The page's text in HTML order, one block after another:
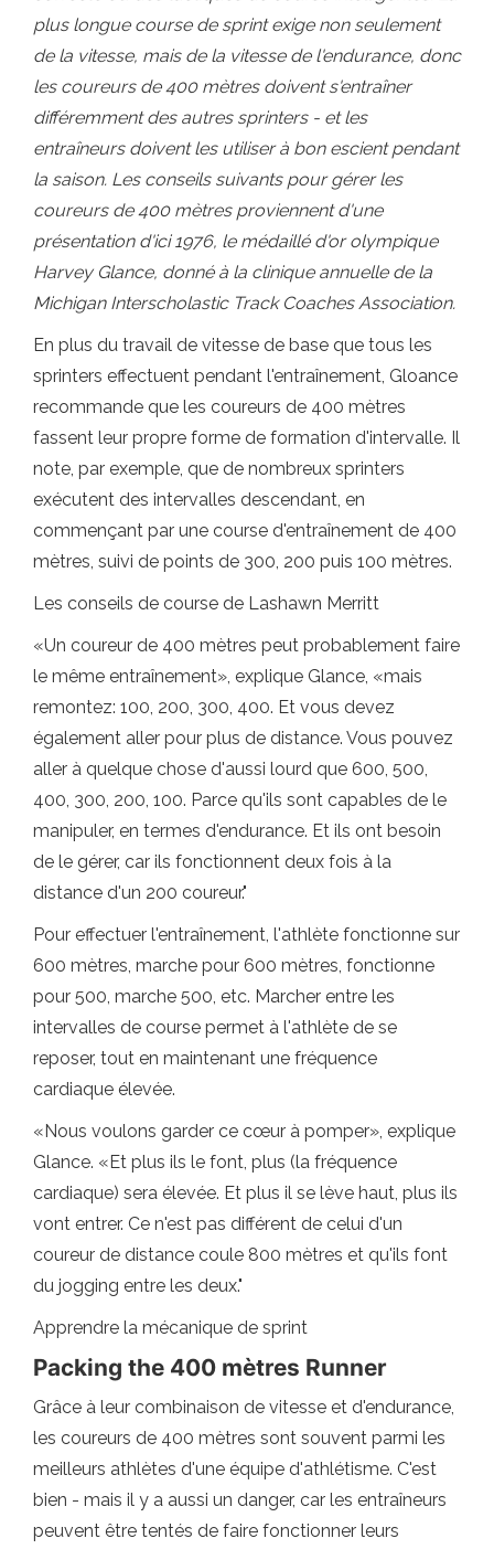
plus longue course de sprint exige non seulement
de la vitesse, mais de la vitesse de l'endurance, donc
les coureurs de 400 mètres doivent s'entraîner
différemment des autres sprinters - et les
entraîneurs doivent les utiliser à bon escient pendant
la saison. Les conseils suivants pour gérer les
coureurs de 400 mètres proviennent d'une
présentation d'ici 1976, le médaillé d'or olympique
Harvey Glance, donné à la clinique annuelle de la
Michigan Interscholastic Track Coaches Association.
En plus du travail de vitesse de base que tous les
sprinters effectuent pendant l'entraînement, Gloance
recommande que les coureurs de 400 mètres
fassent leur propre forme de formation d'intervalle. Il
note, par exemple, que de nombreux sprinters
exécutent des intervalles descendant, en
commençant par une course d'entraînement de 400
mètres, suivi de points de 300, 200 puis 100 mètres.
Les conseils de course de Lashawn Merritt
«Un coureur de 400 mètres peut probablement faire
le même entraînement», explique Glance, «mais
remontez: 100, 200, 300, 400. Et vous devez
également aller pour plus de distance. Vous pouvez
aller à quelque chose d'aussi lourd que 600, 500,
400, 300, 200, 100. Parce qu'ils sont capables de le
manipuler, en termes d'endurance. Et ils ont besoin
de le gérer, car ils fonctionnent deux fois à la
distance d'un 200 coureur."
Pour effectuer l'entraînement, l'athlète fonctionne sur
600 mètres, marche pour 600 mètres, fonctionne
pour 500, marche 500, etc. Marcher entre les
intervalles de course permet à l'athlète de se
reposer, tout en maintenant une fréquence
cardiaque élevée.
«Nous voulons garder ce cœur à pomper», explique
Glance. «Et plus ils le font, plus (la fréquence
cardiaque) sera élevée. Et plus il se lève haut, plus ils
vont entrer. Ce n'est pas différent de celui d'un
coureur de distance coule 800 mètres et qu'ils font
du jogging entre les deux."
Apprendre la mécanique de sprint
Packing the 400 mètres Runner
Grâce à leur combinaison de vitesse et d'endurance,
les coureurs de 400 mètres sont souvent parmi les
meilleurs athlètes d'une équipe d'athlétisme. C'est
bien - mais il y a aussi un danger, car les entraîneurs
peuvent être tentés de faire fonctionner leurs